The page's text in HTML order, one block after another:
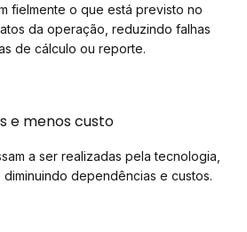
fielmente o que está previsto no
da operação, reduzindo falhas
de cálculo ou reporte.
e menos custo
a ser realizadas pela tecnologia,
dependências e custos.